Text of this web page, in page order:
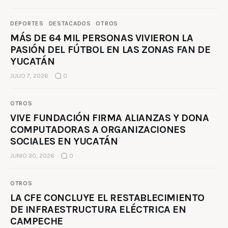
DEPORTES DESTACADOS OTROS
MÁS DE 64 MIL PERSONAS VIVIERON LA
PASIÓN DEL FÚTBOL EN LAS ZONAS FAN DE
YUCATÁN
JULIO 7, 2026 0
OTROS
VIVE FUNDACIÓN FIRMA ALIANZAS Y DONA
COMPUTADORAS A ORGANIZACIONES
SOCIALES EN YUCATÁN
JUNIO 30, 2026 0
OTROS
LA CFE CONCLUYE EL RESTABLECIMIENTO
DE INFRAESTRUCTURA ELÉCTRICA EN
CAMPECHE